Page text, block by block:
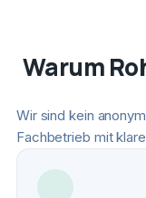
Warum
Wir sind kein
Fachbetrieb mit